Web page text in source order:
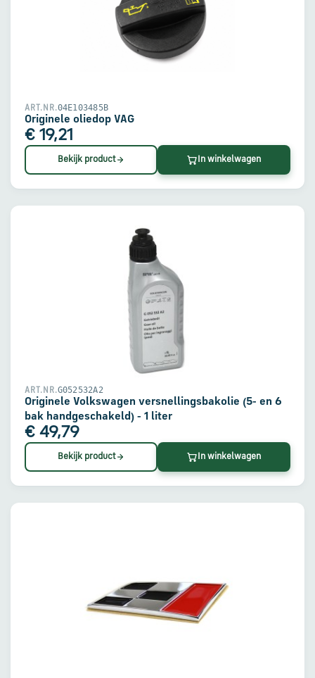
ART.NR.04E103485B
Originele oliedop VAG
€ 19,21
Bekijk product In winkelwagen
ART.NR.G052532A2
Originele Volkswagen versnellingsbakolie (5- en 6
bak handgeschakeld) - 1 liter
€ 49,79
Bekijk product In winkelwagen